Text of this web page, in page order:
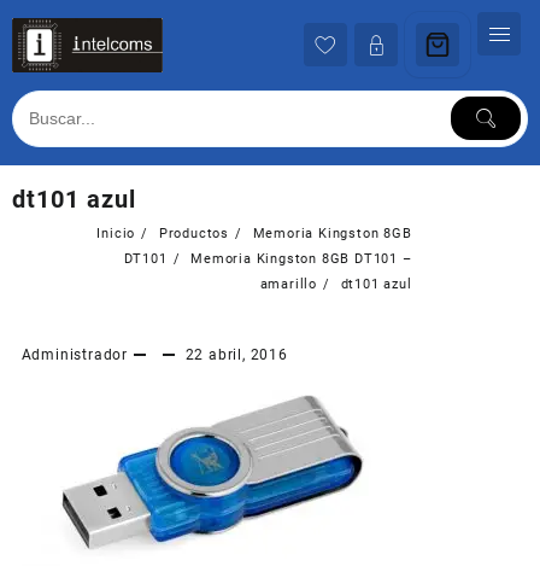
contenido
dt101 azul
Inicio Productos
Memoria Kingston 8GB
DT101
Memoria Kingston 8GB DT101 –
amarillo
dt101 azul
Administrador 22 abril, 2016